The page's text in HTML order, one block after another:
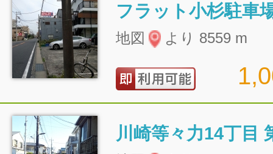
フラット小杉駐車
地図 より 8559 m
川崎等々力14丁目